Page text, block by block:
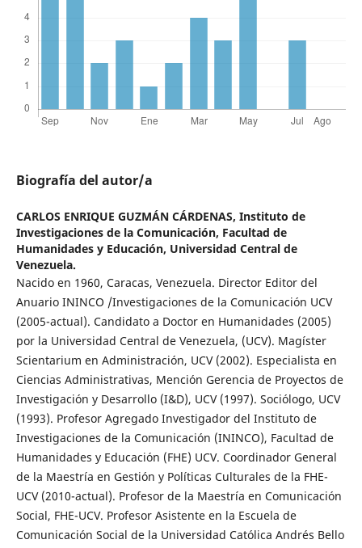
Biografía del autor/a
CARLOS ENRIQUE GUZMÁN CÁRDENAS, Instituto de
Investigaciones de la Comunicación, Facultad de
Humanidades y Educación, Universidad Central de
Venezuela.
Nacido en 1960, Caracas, Venezuela. Director Editor del
Anuario ININCO /Investigaciones de la Comunicación UCV
(2005-actual). Candidato a Doctor en Humanidades (2005)
por la Universidad Central de Venezuela, (UCV). Magíster
Scientarium en Administración, UCV (2002). Especialista en
Ciencias Administrativas, Mención Gerencia de Proyectos de
Investigación y Desarrollo (I&D), UCV (1997). Sociólogo, UCV
(1993). Profesor Agregado Investigador del Instituto de
Investigaciones de la Comunicación (ININCO), Facultad de
Humanidades y Educación (FHE) UCV. Coordinador General
de la Maestría en Gestión y Políticas Culturales de la FHE-
UCV (2010-actual). Profesor de la Maestría en Comunicación
Social, FHE-UCV. Profesor Asistente en la Escuela de
Comunicación Social de la Universidad Católica Andrés Bello